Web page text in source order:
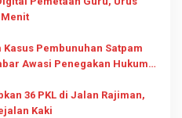
Pembunuhan Satpam
Awasi Penegakan Hukum
36 PKL di Jalan Rajiman,
Kaki